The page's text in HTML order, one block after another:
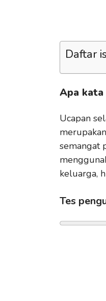
Daftar
Apa
Ucapan
semangat
keluarga,
Tes